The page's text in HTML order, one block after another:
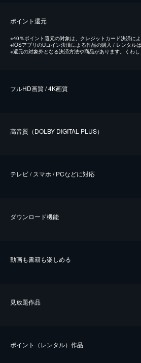
ポイント還元
※40％ポイント還元の対象は、クレジットカード決済に
※iOSアプリのUコイン決済による作品の購入 / レンタル
※還元の対象外となる決済方法や商品があります。くわし
フルHD画質 / 4K画質
⾼⾳質（DOLBY DIGITAL PLUS）
テレビ / スマホ / PCなどに対応
ダウンロード機能
動画も書籍も楽しめる
⾒放題作品
ポイント（レンタル）作品